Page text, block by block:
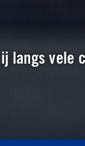
langs vele